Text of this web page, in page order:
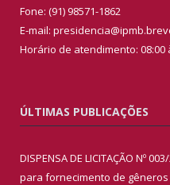
Fone: (91) 98571-1862
E-mail:
Horário de atendimento: 08:00
ÚLTIMAS PUBLICAÇÕES
DISPENSA DE LICITAÇÃO Nº
para fornecimento de